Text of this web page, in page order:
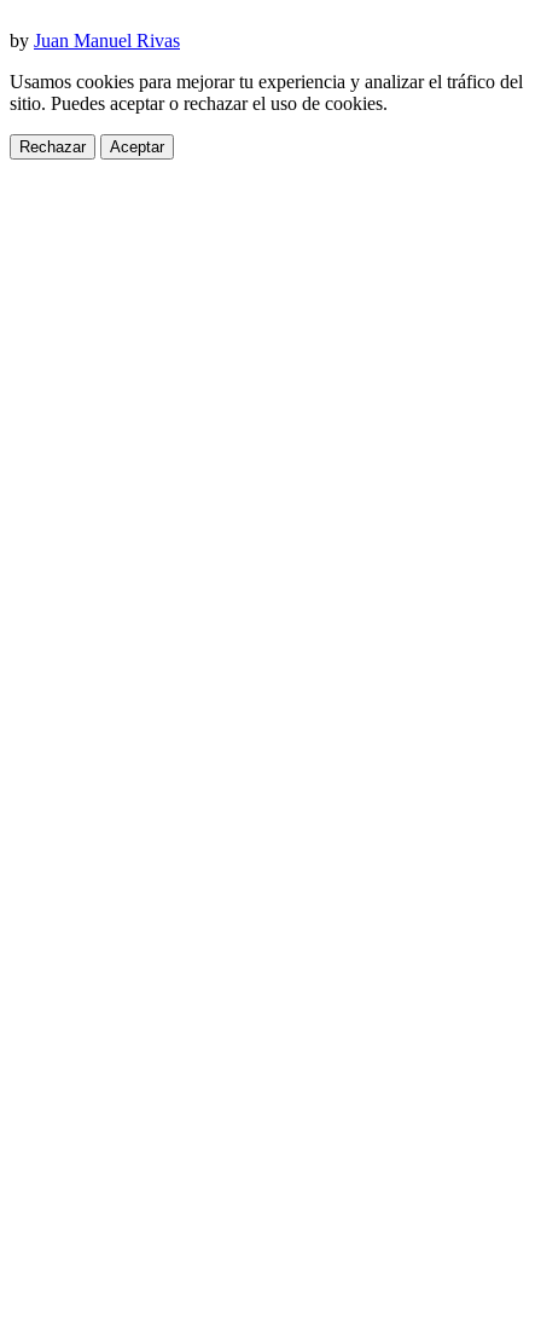
by Juan Manuel Rivas
Usamos cookies para mejorar tu experiencia y analizar el tráfico del
sitio. Puedes aceptar o rechazar el uso de cookies.
Rechazar Aceptar